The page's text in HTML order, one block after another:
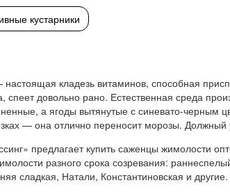
кустарники
кладезь витаминов, способная
спеет довольно рано. Естественная среда
а ягоды вытянутые с синевато-черным
— она отлично переносит морозы. Должный
предлагает купить саженцы жимолости
разного срока созревания:
сладкая, Натали, Константиновская и